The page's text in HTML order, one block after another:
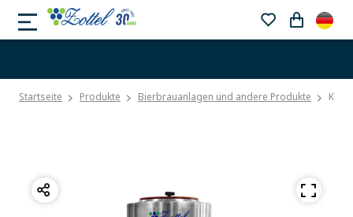
Startseite Produkte Bierbrauanlagen und andere Produkte